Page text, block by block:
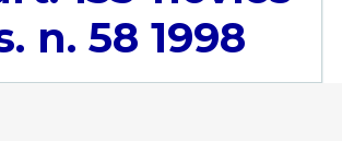
n. 58 1998